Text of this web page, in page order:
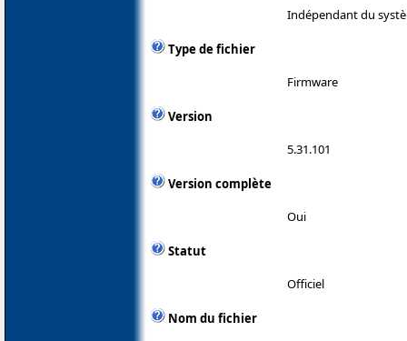
Indépendant du
Type de fichier
Firmware
Version
5.31.101
Version complète
Oui
Statut
Officiel
Nom du fichier